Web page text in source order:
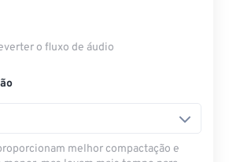
o fluxo de áudio
melhor compactação e